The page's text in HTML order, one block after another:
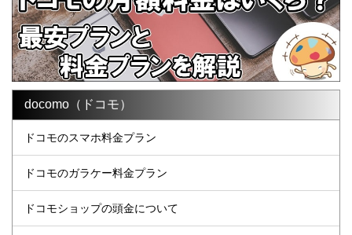
docomo（ドコモ）
ドコモのスマホ料金プラン
ドコモのガラケー料金プラン
ドコモショップの頭金について